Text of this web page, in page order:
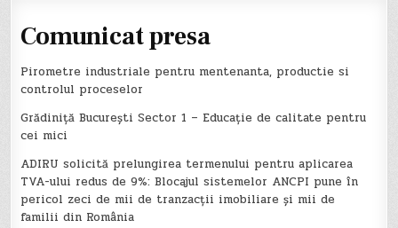
Comunicat presa
Pirometre industriale pentru mentenanta, productie si
controlul proceselor
Grădiniță București Sector 1 – Educație de calitate pentru
cei mici
ADIRU solicită prelungirea termenului pentru aplicarea
TVA-ului redus de 9%: Blocajul sistemelor ANCPI pune în
pericol zeci de mii de tranzacții imobiliare și mii de
familii din România